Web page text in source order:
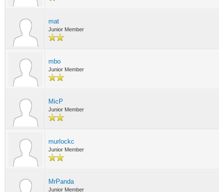
mat
Junior Member
mbo
Junior Member
MicP
Junior Member
murlockc
Junior Member
MrPanda
Junior Member